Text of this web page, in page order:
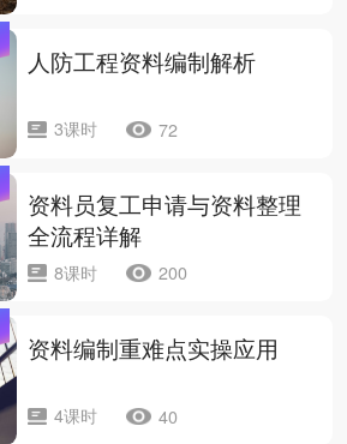
人防工程资料编制解析
3课时 72
资料员复工申请与资料整理
全流程详解
8课时 200
资料编制重难点实操应用
4课时 40